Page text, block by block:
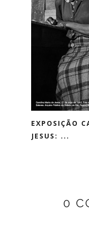
EXPOSIÇÃO
JESUS: ...
0